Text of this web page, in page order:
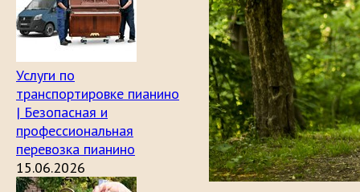
Услуги по
транспортировке пианино
| Безопасная и
профессиональная
перевозка пианино
15.06.2026